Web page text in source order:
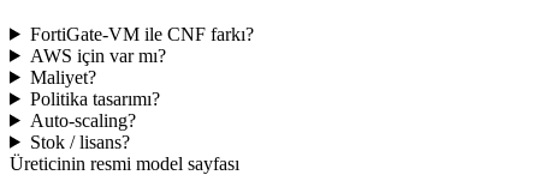
FortiGate-VM ile CNF farkı?
AWS için var mı?
Maliyet?
Politika tasarımı?
Auto-scaling?
Stok / lisans?
Üreticinin resmi model sayfası